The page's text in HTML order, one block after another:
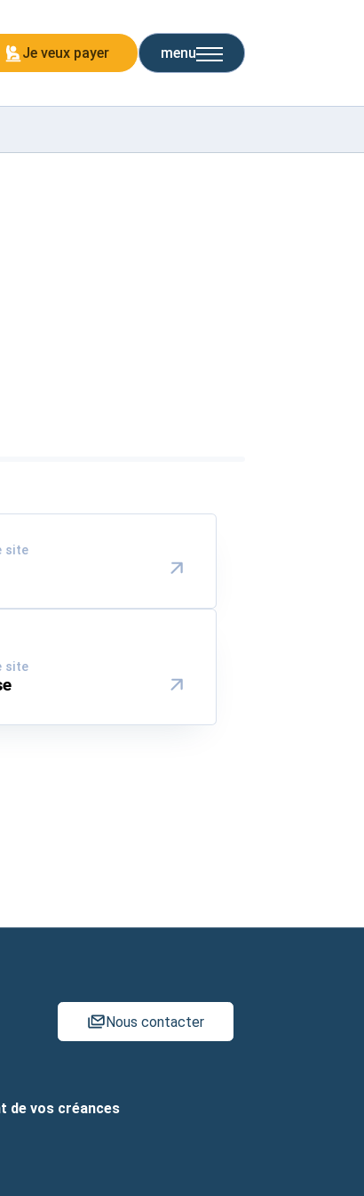
Je veux payer menu
site
site
Nous contacter
de vos créances